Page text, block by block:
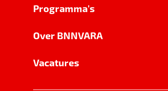
Programma's
Over BNNVARA
Vacatures